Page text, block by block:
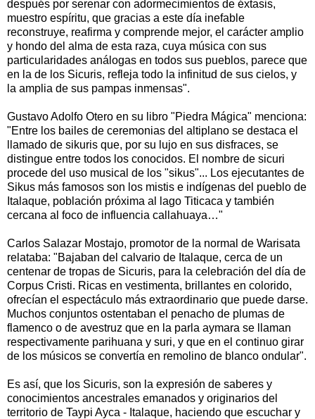
después por serenar con adormecimientos de éxtasis,
muestro espíritu, que gracias a este día inefable
reconstruye, reafirma y comprende mejor, el carácter amplio
y hondo del alma de esta raza, cuya música con sus
particularidades análogas en todos sus pueblos, parece que
en la de los Sicuris, refleja todo la infinitud de sus cielos, y
la amplia de sus pampas inmensas".
Gustavo Adolfo Otero en su libro "Piedra Mágica" menciona:
"Entre los bailes de ceremonias del altiplano se destaca el
llamado de sikuris que, por su lujo en sus disfraces, se
distingue entre todos los conocidos. El nombre de sicuri
procede del uso musical de los "sikus"... Los ejecutantes de
Sikus más famosos son los mistis e indígenas del pueblo de
Italaque, población próxima al lago Titicaca y también
cercana al foco de influencia callahuaya…"
Carlos Salazar Mostajo, promotor de la normal de Warisata
relataba: "Bajaban del calvario de Italaque, cerca de un
centenar de tropas de Sicuris, para la celebración del día de
Corpus Cristi. Ricas en vestimenta, brillantes en colorido,
ofrecían el espectáculo más extraordinario que puede darse.
Muchos conjuntos ostentaban el penacho de plumas de
flamenco o de avestruz que en la parla aymara se llaman
respectivamente parihuana y suri, y que en el continuo girar
de los músicos se convertía en remolino de blanco ondular".
Es así, que los Sicuris, son la expresión de saberes y
conocimientos ancestrales emanados y originarios del
territorio de Taypi Ayca - Italaque, haciendo que escuchar y